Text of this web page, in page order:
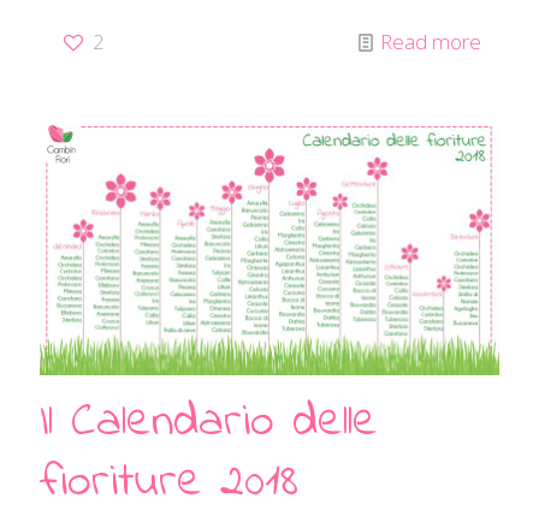
2 Read more
Il Calendario delle
fioriture 2018